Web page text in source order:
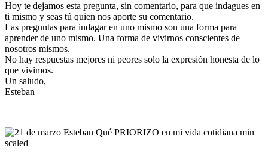
Hoy te dejamos esta pregunta, sin comentario, para que indagues en
ti mismo y seas tú quien nos aporte su comentario.
Las preguntas para indagar en uno mismo son una forma para
aprender de uno mismo. Una forma de vivirnos conscientes de
nosotros mismos.
No hay respuestas mejores ni peores solo la expresión honesta de lo
que vivimos.
Un saludo,
Esteban